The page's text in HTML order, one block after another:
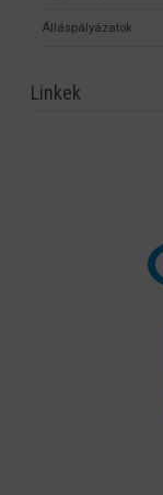
Álláspályázatok
Linkek